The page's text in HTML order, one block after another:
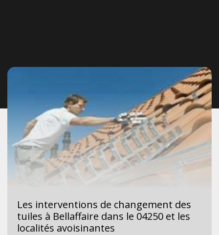
Les interventions de changement des
tuiles à Bellaffaire dans le 04250 et les
localités avoisinantes